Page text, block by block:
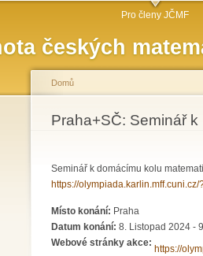
českých
Pro členy JČMF
Jste zde
Domů
Praha+SČ: Seminář
Seminář k domácímu kolu
https://
Místo konání: Praha
Datum konání: 8. Listopad 2024 -
Webové stránky akce:
https://